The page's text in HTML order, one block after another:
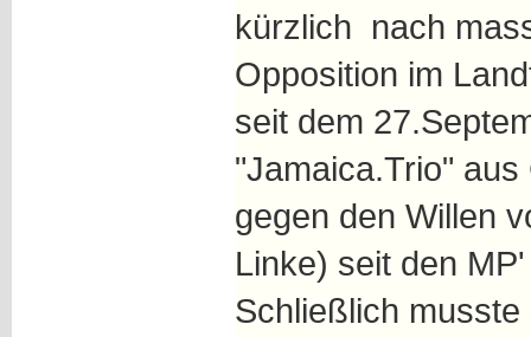
kürzlich nach
Opposition im
seit dem
"Jamaica.Trio"
gegen den Willen
Linke) seit den
Schließlich